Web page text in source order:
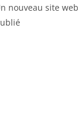
nouveau site